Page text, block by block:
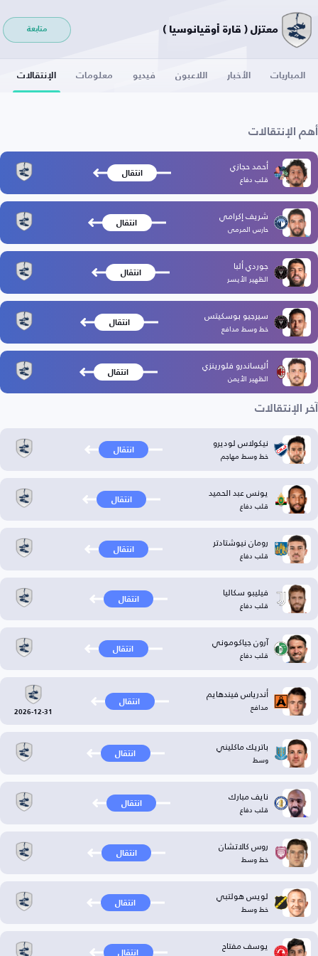
معتزل ( قارة أوقيانوسيا ) متابعة
المباريات الأخبار اللاعبون فيديو معلومات الإنتقالات
أهم الإنتقالات
أحمد حجازي
قلب دفاع انتقال
شريف إكرامي
حارس المرمى انتقال
جوردي ألبا
الظهير الأيسر انتقال
سيرجيو بوسكيتس
خط وسط مدافع انتقال
أليساندرو فلورينزي
الظهير الأيمن انتقال
آخر الإنتقالات
نيكولاس لوديرو
خط وسط مهاجم انتقال
يونس عبد الحميد
قلب دفاع انتقال
رومان نيوشتادتر
قلب دفاع انتقال
فيليبو سكاليا
قلب دفاع انتقال
آرون جياكوموني
قلب دفاع انتقال
أندرياس فيندهايم
مدافع انتقال
2026-12-31
باتريك ماكليني
وسط انتقال
نايف مبارك
قلب دفاع انتقال
روس كالاتشان
خط وسط انتقال
لويس هولتبي
خط وسط انتقال
يوسف مفتاح انتقال